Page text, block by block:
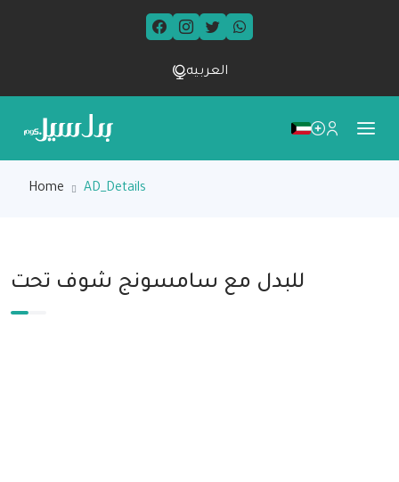
العربيه
Home AD_Details
للبدل مع سامسونج شوف تحت